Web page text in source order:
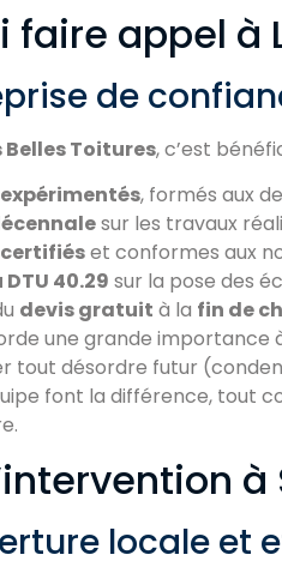
faire appel à
de
Belles Toitures, c’est
, formés aux
sur les travaux
et conformes aux
40.29 sur la pose des
devis gratuit à la fin de
une grande
tout désordre futur
font la différence, tout
locale et